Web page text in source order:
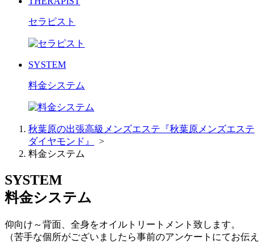
セラピスト
SYSTEM
料金システム
秋葉原の出張高級メンズエステ『秋葉原メンズエステ
ダイヤモンド』
>
料金システム
SYSTEM
料金システム
仰向け～背面、全身をオイルトリートメント致します。
（苦手な個所がございましたら事前のアンケートにてお伝え